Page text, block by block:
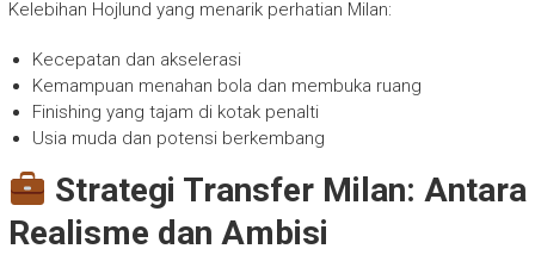
Kelebihan Hojlund yang menarik perhatian Milan:
Kecepatan dan akselerasi
Kemampuan menahan bola dan membuka ruang
Finishing yang tajam di kotak penalti
Usia muda dan potensi berkembang
Strategi Transfer Milan: Antara
Realisme dan Ambisi